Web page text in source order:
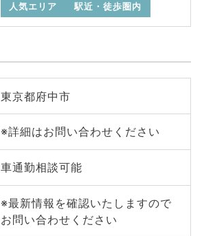
人気エリア 駅近・徒歩圏内
東京都府中市
※詳細はお問い合わせください
車通勤相談可能
※最新情報を確認いたしますので
お問い合わせください